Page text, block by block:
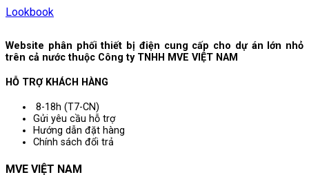
Lookbook
Website phân phối thiết bị điện cung cấp cho dự án lớn nhỏ
trên cả nước thuộc Công ty TNHH MVE VIỆT NAM
HỖ TRỢ KHÁCH HÀNG
8-18h (T7-CN)
Gửi yêu cầu hỗ trợ
Hướng dẫn đặt hàng
Chính sách đổi trả
MVE VIỆT NAM